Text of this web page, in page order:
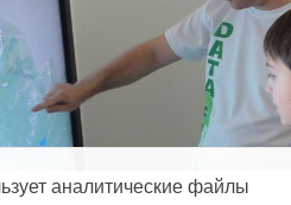
аналитические файлы